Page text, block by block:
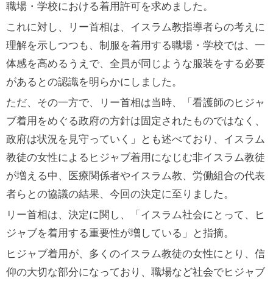
職場・学校における着用許可を求めました。
これに対し、リー首相は、イスラム教指導者らの考えに
理解を示しつつも、制服を着用する職場・学校では、一
体感を高めるうえで、全員が同じような服装をする必要
があるとの認識を明らかにしました。
ただ、その一方で、リー首相は当時、「看護師のヒジャ
ブ着用をめぐる政府の方針は固定されたものではなく、
政府は状況を見守っていく」とも述べており、イスラム
教徒の女性によるヒジャブ着用になじむ非イスラム教徒
が増える中、医療関係者やイスラム教、労働組合の代表
者らとの協議の結果、今回の決定に至りました。
リー首相は、決定に関し、「イスラム社会にとって、ヒ
ジャブを着用する重要性が増している」と指摘。
ヒジャブ着用が、多くのイスラム教徒の女性にとり、信
仰の大切な部分になっており、職場など社会でヒジャブ